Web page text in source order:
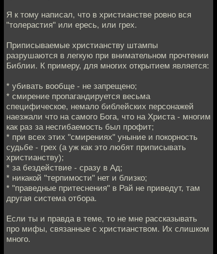
Я к тому написал, что в христианстве ровно вся
"толерастия" или ересь, или грех.
Приписываемые христианству штампы
разрушаются в легкую при внимательном прочтении
Библии. К примеру, для многих открытием является:
* убивать вообще - не запрещено;
* смирение пропагандируется весьма
специфическое, немало библейских персонажей
наезжали что на самого Бога, что на Христа - многим
как раз за несгибаемость был профит;
* при всех этих "смирениях" уныние и покорность
судьбе - грех (а уж как это любят приписывать
христианству);
* за бездействие - сразу в Ад;
* никакой "терпимости" нет и близко;
* "праведные притеснения" в Рай не приведут, там
другая система отбора.
Если ты и правда в теме, то не мне рассказывать
про мифы, связанные с христианством. Их слишком
много.